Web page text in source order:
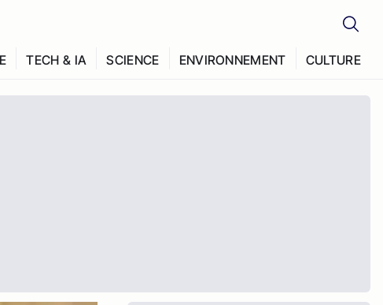
TECH & IA SCIENCE ENVIRONNEMENT CULTURE